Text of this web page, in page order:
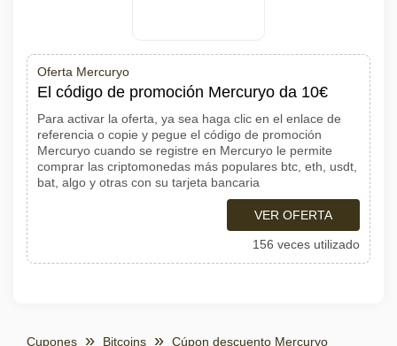
Oferta Mercuryo
El código de promoción Mercuryo da 10€
Para activar la oferta, ya sea haga clic en el enlace de
referencia o copie y pegue el código de promoción
Mercuryo cuando se registre en Mercuryo le permite
comprar las criptomonedas más populares btc, eth, usdt,
bat, algo y otras con su tarjeta bancaria
VER OFERTA
156 veces utilizado
Cupones Bitcoins Cúpon descuento Mercuryo